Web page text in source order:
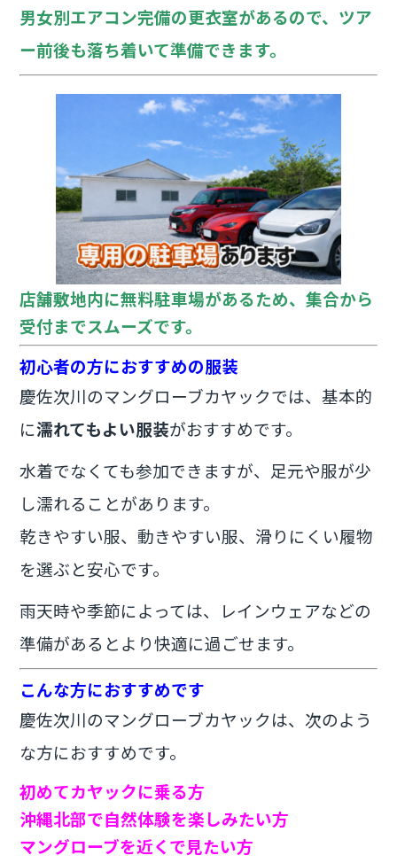
男女別エアコン完備の更衣室があるので、ツア
ー前後も落ち着いて準備できます。
店舗敷地内に無料駐車場があるため、集合から
受付までスムーズです。
初心者の方におすすめの服装
慶佐次川のマングローブカヤックでは、基本的
に濡れてもよい服装がおすすめです。
水着でなくても参加できますが、足元や服が少
し濡れることがあります。
乾きやすい服、動きやすい服、滑りにくい履物
を選ぶと安心です。
雨天時や季節によっては、レインウェアなどの
準備があるとより快適に過ごせます。
こんな方におすすめです
慶佐次川のマングローブカヤックは、次のよう
な方におすすめです。
初めてカヤックに乗る方
沖縄北部で自然体験を楽しみたい方
マングローブを近くで見たい方